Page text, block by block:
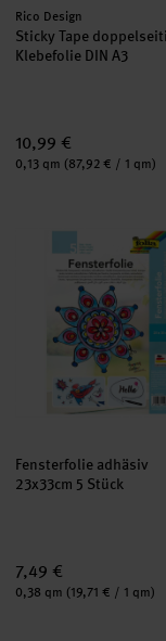
Hersteller:
Rico Design
Sticky Tape
Klebefolie DIN A3
10,99 €
Inhalt:
0,13 qm (87,92 € / 1 qm)
Fensterfolie
Fensterfolie adhäsiv
23x33cm 5 Stück
7,49 €
Inhalt:
0,38 qm (19,71 € / 1 qm)